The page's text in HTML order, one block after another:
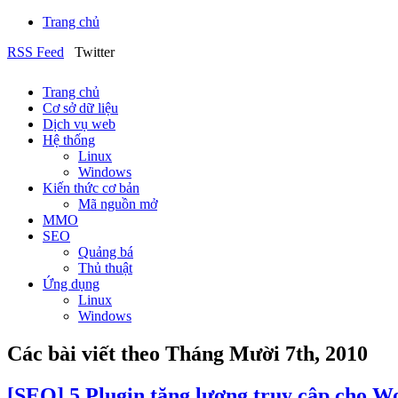
Trang chủ
RSS Feed Twitter
Trang chủ
Cơ sở dữ liệu
Dịch vụ web
Hệ thống
Linux
Windows
Kiến thức cơ bản
Mã nguồn mở
MMO
SEO
Quảng bá
Thủ thuật
Ứng dụng
Linux
Windows
Các bài viết theo Tháng Mười 7th, 2010